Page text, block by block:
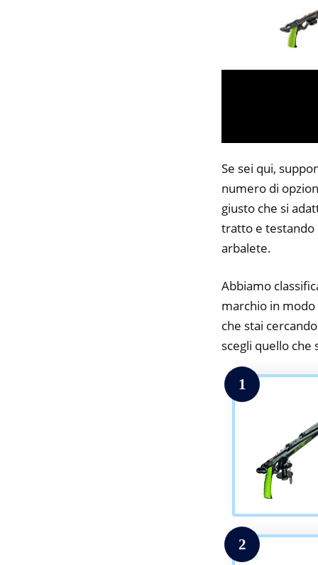
Se sei qui,
numero di
giusto che si
tratto e testando
arbalete.
Abbiamo
marchio in
che stai
scegli quello che
1
2